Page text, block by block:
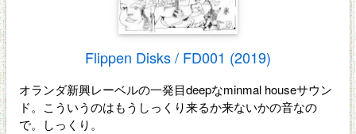
Flippen Disks / FD001 (2019)
オランダ新興レーベルの一発目deepなminmal houseサウン
ド。こういうのはもうしっくり来るか来ないかの音なの
で。しっくり。